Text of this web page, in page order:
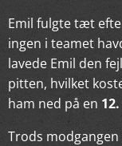
Emil fulgte tæt
ingen i teamet
lavede Emil den
pitten, hvilket
ham ned på en
Trods